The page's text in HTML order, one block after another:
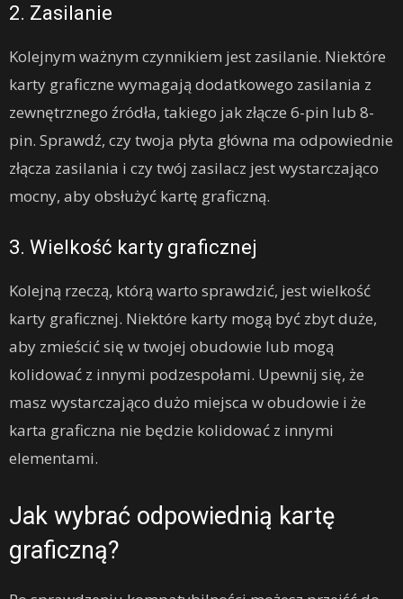
2. Zasilanie
Kolejnym ważnym czynnikiem jest zasilanie. Niektóre
karty graficzne wymagają dodatkowego zasilania z
zewnętrznego źródła, takiego jak złącze 6-pin lub 8-
pin. Sprawdź, czy twoja płyta główna ma odpowiednie
złącza zasilania i czy twój zasilacz jest wystarczająco
mocny, aby obsłużyć kartę graficzną.
3. Wielkość karty graficznej
Kolejną rzeczą, którą warto sprawdzić, jest wielkość
karty graficznej. Niektóre karty mogą być zbyt duże,
aby zmieścić się w twojej obudowie lub mogą
kolidować z innymi podzespołami. Upewnij się, że
masz wystarczająco dużo miejsca w obudowie i że
karta graficzna nie będzie kolidować z innymi
elementami.
Jak wybrać odpowiednią kartę
graficzną?